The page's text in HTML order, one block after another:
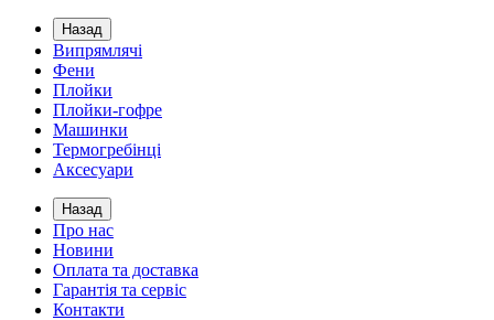
Назад
Випрямлячі
Фени
Плойки
Плойки-гофре
Машинки
Термогребінці
Аксесуари
Назад
Про нас
Новини
Оплата та доставка
Гарантія та сервіс
Контакти